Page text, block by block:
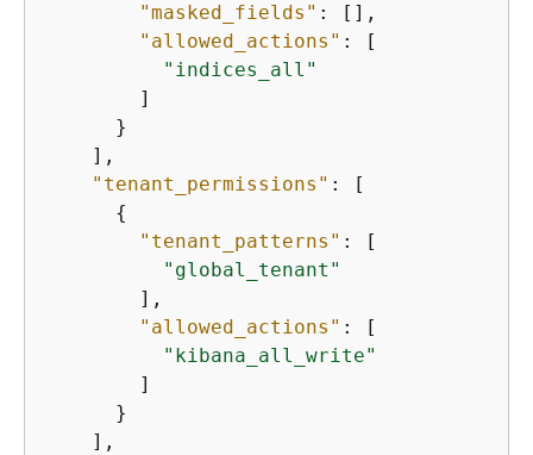
"masked_fields" : [],
"allowed_actions" : [
"indices_all"
        ]
      }
    ],
"tenant_permissions" : [
{
"tenant_patterns" : [
"global_tenant"
        ],
"allowed_actions" : [
"kibana_all_write"
        ]
      }
    ],